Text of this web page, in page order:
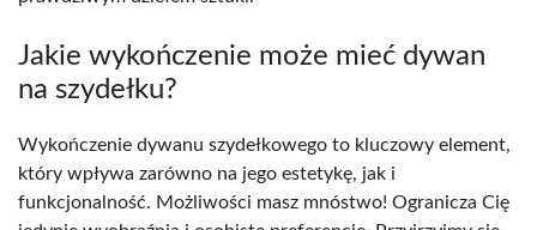
Jakie wykończenie może mieć dywan
na szydełku?
Wykończenie dywanu szydełkowego to kluczowy element,
który wpływa zarówno na jego estetykę, jak i
funkcjonalność. Możliwości masz mnóstwo! Ogranicza Cię